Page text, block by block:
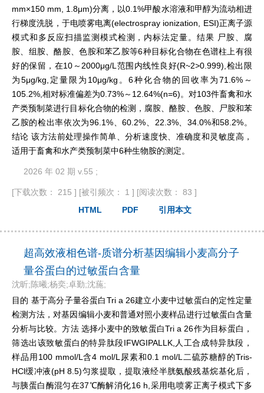
mm×150 mm, 1.8μm)分离，以0.1%甲酸水溶液和甲醇为流动相进
行梯度洗脱，于电喷雾电离(electrospray ionization, ESI)正离子源
模式和多反应扫描监测模式检测，内标法定量。结果 尸胺、腐
胺、组胺、酪胺、色胺和苯乙胺等6种目标化合物在色谱柱上有很
好的保留，在10～2000μg/L范围内线性良好(R~2>0.999),检出限
为5μg/kg,定量限为10μg/kg。6种化合物的回收率为71.6%～
105.2%,相对标准偏差为0.73%～12.64%(n=6)。对103件畜禽和水
产类预制菜进行目标化合物的检测，腐胺、酪胺、色胺、尸胺和苯
乙胺的检出率依次为96.1%、60.2%、22.3%、34.0%和58.2%。
结论 该方法前处理操作简单、分析速度快、准确度和灵敏度高，
适用于畜禽和水产类预制菜中6种生物胺的测定。
2026 年 02 期 v.55 ;
[下载次数： 215 ] [被引频次： 1 ] [阅读次数： 83 ]
HTML
PDF 引用本文
超高效液相色谱-质谱分析基因编辑小麦高分子
量谷蛋白的过敏蛋白含量
沈昕;陈曦;杨奕;卓勤;沈葹;
目的 基于高分子量谷蛋白Tri a 26建立小麦中过敏蛋白的定性定量
检测方法，对基因编辑小麦和普通对照小麦样品进行过敏蛋白含量
分析与比较。方法 选择小麦中的致敏蛋白Tri a 26作为目标蛋白，
筛选出该致敏蛋白的特异肽段IFWGIPALLK,人工合成特异肽段，
样品用100 mmol/L含4 mol/L尿素和0.1 mol/L二硫苏糖醇的Tris-
HCl缓冲液(pH 8.5)匀浆提取，提取液经半胱氨酸残基烷基化后，
与胰蛋白酶混匀在37℃酶解消化16 h,采用电喷雾正离子模式下多